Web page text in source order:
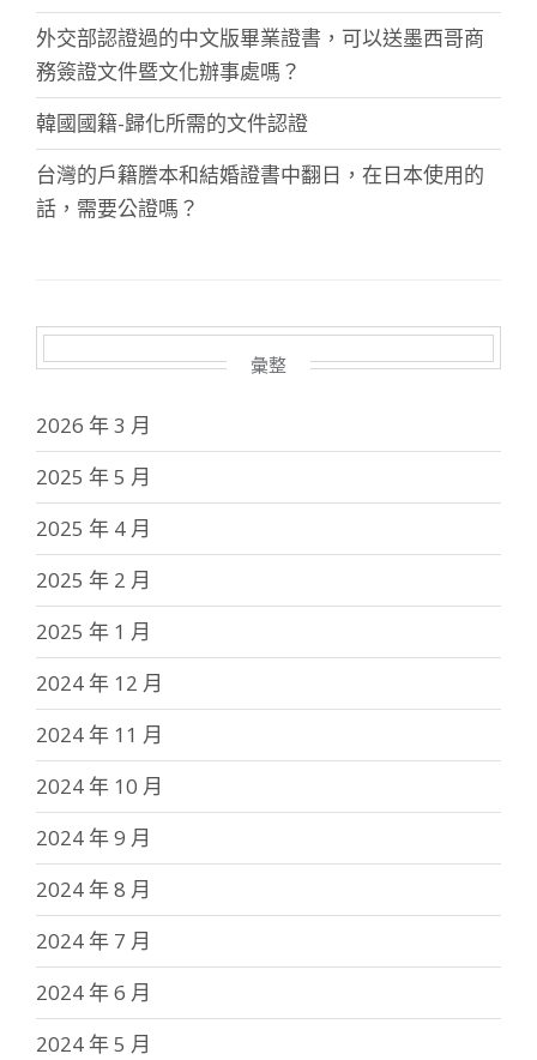
外交部認證過的中文版畢業證書，可以送墨西哥商
務簽證文件暨文化辦事處嗎？
韓國國籍-歸化所需的文件認證
台灣的戶籍謄本和結婚證書中翻日，在日本使用的
話，需要公證嗎？
彙整
2026 年 3 月
2025 年 5 月
2025 年 4 月
2025 年 2 月
2025 年 1 月
2024 年 12 月
2024 年 11 月
2024 年 10 月
2024 年 9 月
2024 年 8 月
2024 年 7 月
2024 年 6 月
2024 年 5 月